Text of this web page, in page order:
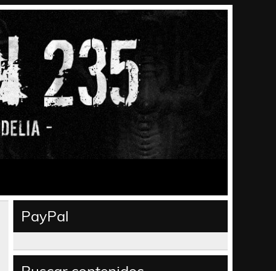
PayPal